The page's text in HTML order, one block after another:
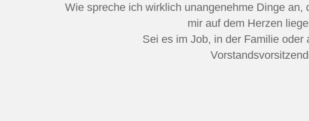
Wie spreche ich wirklich unangenehme Dinge an,
mir auf dem Herzen
Sei es im Job, in der Familie oder